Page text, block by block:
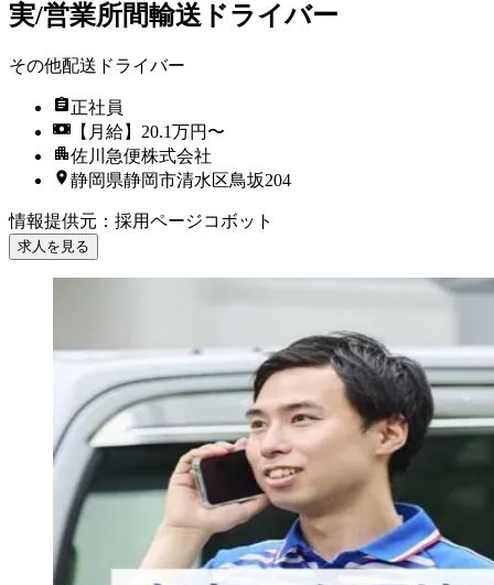
実/営業所間輸送ドライバー
その他配送ドライバー
正社員
【月給】20.1万円〜
佐川急便株式会社
静岡県静岡市清水区鳥坂204
情報提供元 ： 採用ページコボット
求人を見る